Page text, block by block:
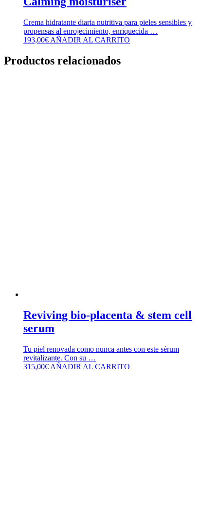
Crema hidratante diaria nutritiva para pieles sensibles y
propensas al enrojecimiento, enriquecida …
193,00€ AÑADIR AL CARRITO
Productos relacionados
Reviving bio-placenta & stem cell
serum
Tu piel renovada como nunca antes con este sérum
revitalizante. Con su …
315,00€ AÑADIR AL CARRITO